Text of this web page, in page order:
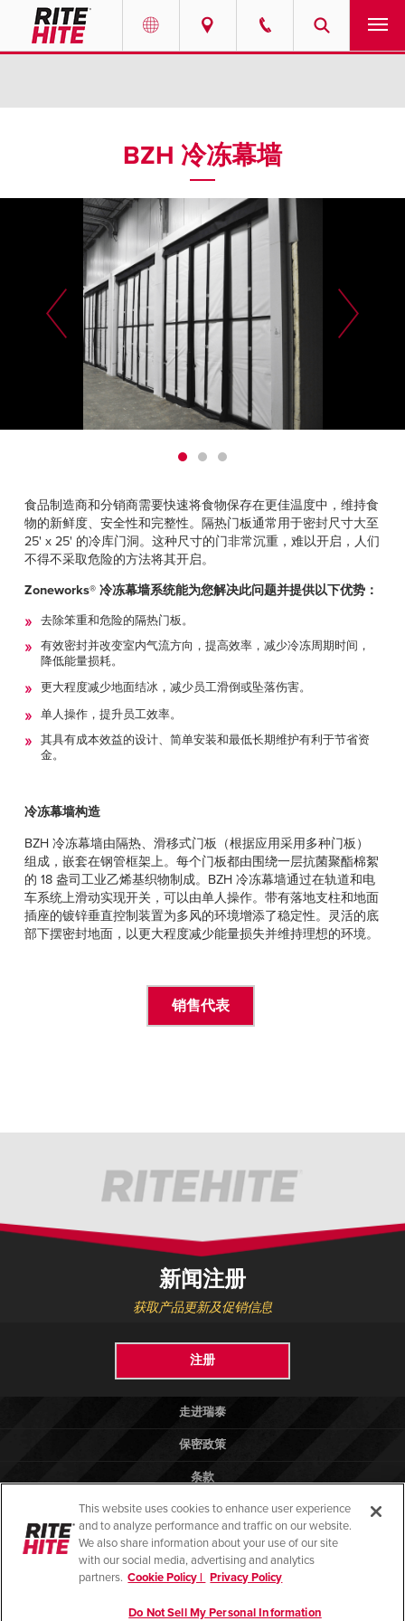
Español
Portuguese
EUROPE
ASIA PACIFIC
English
中文
MIDDLE EAST/AFRICA
English
解决方案
走进瑞泰
联系我们
新闻
资源中心
帮助
查找销售代表
BZH 冷冻幕墙
食品制造商和分销商需要快速将食物保存在更佳温度中，维持食
物的新鲜度、安全性和完整性。隔热门板通常用于密封尺寸大至
25' x 25' 的冷库门洞。这种尺寸的门非常沉重，难以开启，人们
不得不采取危险的方法将其开启。
Zoneworks® 冷冻幕墙系统能为您解决此问题并提供以下优势：
去除笨重和危险的隔热门板。
有效密封并改变室内气流方向，提高效率，减少冷冻周期时间，
降低能量损耗。
更大程度减少地面结冰，减少员工滑倒或坠落伤害。
单人操作，提升员工效率。
其具有成本效益的设计、简单安装和最低长期维护有利于节省资
金。
冷冻幕墙构造
BZH 冷冻幕墙由隔热、滑移式门板（根据应用采用多种门板）
组成，嵌套在钢管框架上。每个门板都由围绕一层抗菌聚酯棉絮
的 18 盎司工业乙烯基织物制成。BZH 冷冻幕墙通过在轨道和电
车系统上滑动实现开关，可以由单人操作。带有落地支柱和地面
插座的镀锌垂直控制装置为多风的环境增添了稳定性。灵活的底
部下摆密封地面，以更大程度减少能量损失并维持理想的环境。
销售代表
新闻注册
获取产品更新及促销信息
注册
走进瑞泰
保密政策
条款
法律法规
帮助
This website uses cookies to enhance user experience
and to analyze performance and traffic on our website.
We also share information about your use of our site
with our social media, advertising and analytics
partners. Cookie Policy | Privacy Policy
Do Not Sell My Personal Information